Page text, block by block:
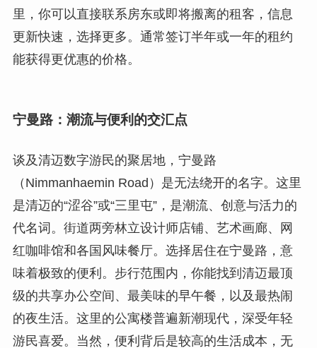
里，你可以直接联系房东或即将搬离的租客，信息
更新快速，选择更多。通常签订半年或一年的租约
能获得更优惠的价格。
宁曼路：潮流与便利的交汇点
谈及清迈数字游民的聚居地，宁曼路
（Nimmanhaemin Road）是无法绕开的名字。这里
是清迈的“涩谷”或“三里屯”，是潮流、创意与活力的
代名词。街道两旁林立设计师店铺、艺术画廊、网
红咖啡馆和各国风味餐厅。选择居住在宁曼路，意
味着极致的便利。步行范围内，你能找到清迈最顶
级的共享办公空间、最美味的早午餐，以及最热闹
的夜生活。这里的公寓楼普遍新潮现代，深受年轻
游民喜爱。当然，便利背后是较高的生活成本，无